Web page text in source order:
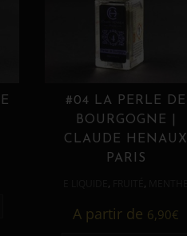
#04 LA PERLE DE
BOURGOGNE |
CLAUDE HENAUX
PARIS
, ,
A partir de 6,90€